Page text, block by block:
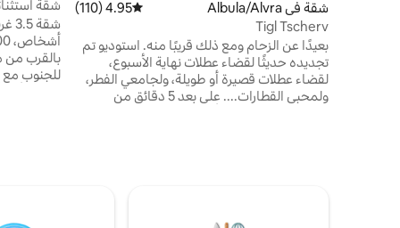
شقة في Albula/Alvra متوسط التقييم 4.95 من 5، 110 مراجعات
4.95 (110)
Tigl Tscherv
بعيدًا عن الزحام ومع ذلك قريبًا منه. استوديو تم
تجديده حديثًا لقضاء عطلات نهاية الأسبوع،
لقضاء عطلات قصيرة أو طويلة، ولجامعي الفطر،
ولمحبي القطارات.... على بعد 5 دقائق من
شقة
بالقرب من
تلفزيون،
مزدوج.